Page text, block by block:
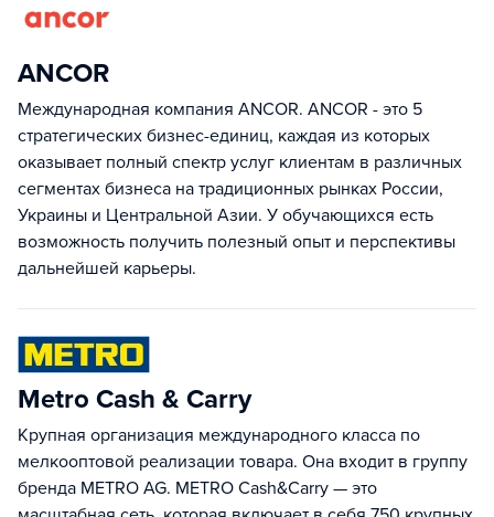
ANCOR
Международная компания ANCOR. ANCOR - это 5
стратегических бизнес-единиц, каждая из которых
оказывает полный спектр услуг клиентам в различных
сегментах бизнеса на традиционных рынках России,
Украины и Центральной Азии. У обучающихся есть
возможность получить полезный опыт и перспективы
дальнейшей карьеры.
Metro Cash & Carry
Крупная организация международного класса по
мелкооптовой реализации товара. Она входит в группу
бренда METRO AG. METRO Cash&Carry — это